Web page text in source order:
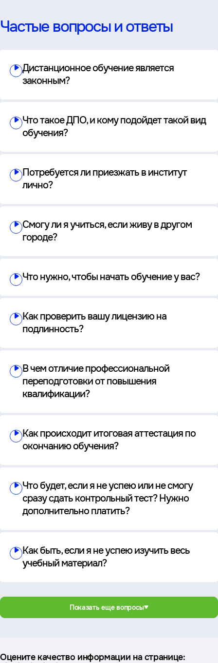
Частые вопросы и ответы
Дистанционное обучение является
законным?
Что такое ДПО, и кому подойдет такой вид
обучения?
Потребуется ли приезжать в институт
лично?
Смогу ли я учиться, если живу в другом
городе?
Что нужно, чтобы начать обучение у вас?
Как проверить вашу лицензию на
подлинность?
В чем отличие профессиональной
переподготовки от повышения
квалификации?
Как происходит итоговая аттестация по
окончанию обучения?
Что будет, если я не успею или не смогу
сразу сдать контрольный тест? Нужно
дополнительно платить?
Как быть, если я не успею изучить весь
учебный материал?
Показать еще вопросы
Оцените качество информации на странице: